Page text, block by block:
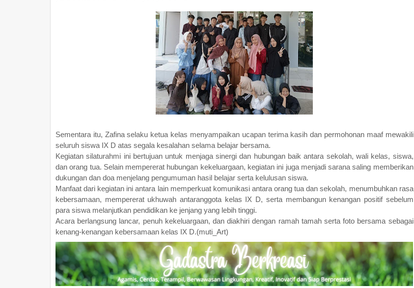
Sementara itu, Zafina selaku ketua kelas menyampaikan ucapan terima kasih dan permohonan maaf mewakili
seluruh siswa IX D atas segala kesalahan selama belajar bersama.
Kegiatan silaturahmi ini bertujuan untuk menjaga sinergi dan hubungan baik antara sekolah, wali kelas, siswa,
dan orang tua. Selain mempererat hubungan kekeluargaan, kegiatan ini juga menjadi sarana saling memberikan
dukungan dan doa menjelang pengumuman hasil belajar serta kelulusan siswa.
Manfaat dari kegiatan ini antara lain memperkuat komunikasi antara orang tua dan sekolah, menumbuhkan rasa
kebersamaan, mempererat ukhuwah antaranggota kelas IX D, serta membangun kenangan positif sebelum
para siswa melanjutkan pendidikan ke jenjang yang lebih tinggi.
Acara berlangsung lancar, penuh kekeluargaan, dan diakhiri dengan ramah tamah serta foto bersama sebagai
kenang-kenangan kebersamaan kelas IX D.(muti_Art)